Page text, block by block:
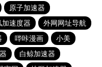
原子加速器
加速度器
外网网址导航
哔咔漫画
小美
白鲸加速器